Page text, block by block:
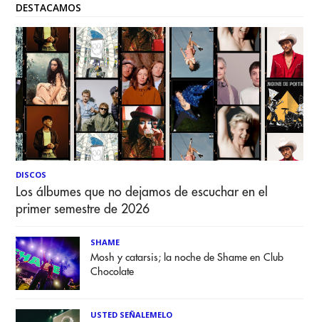
DESTACAMOS
DISCOS
Los álbumes que no dejamos de escuchar en el
primer semestre de 2026
SHAME
Mosh y catarsis; la noche de Shame en Club
Chocolate
USTED SEÑALEMELO